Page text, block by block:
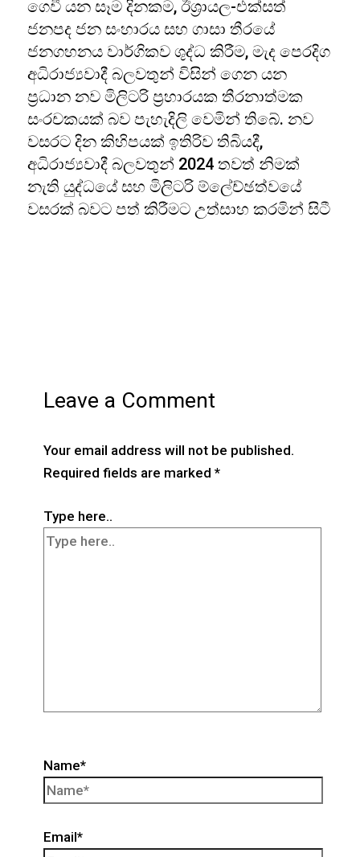
ගෙවී යන සෑම දිනකම, ඊශ්‍රායල-එක්සත්
ජනපද ජන සංහාරය සහ ගාසා තීරයේ
ජනගහනය වාර්ගිකව ශුද්ධ කිරීම, මැද පෙරදිග
අධිරාජ්‍යවාදී බලවතුන් විසින් ගෙන යන
ප්‍රධාන නව මිලිටරි ප්‍රහාරයක තීරනාත්මක
සංරචකයක් බව පැහැදිලි වෙමින් තිබේ. නව
වසරට දින කිහිපයක් ඉතිරිව තිබියදී,
අධිරාජ්‍යවාදී බලවතුන් 2024 තවත් නිමක්
නැති යුද්ධයේ සහ මිලිටරි ම්ලේච්ඡත්වයේ
වසරක් බවට පත් කිරීමට උත්සාහ කරමින් සිටී
Leave a Comment
Your email address will not be published.
Required fields are marked *
Type here..
Name*
Email*